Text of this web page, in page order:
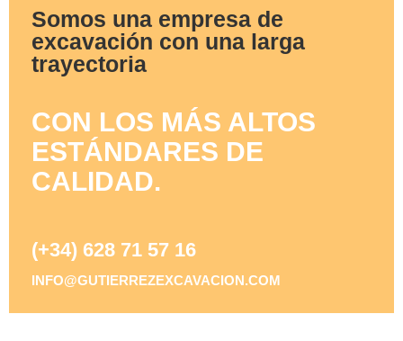
Somos una empresa de
excavación con una larga
trayectoria
CON LOS MÁS ALTOS
ESTÁNDARES DE
CALIDAD.
(+34) 628 71 57 16
INFO@GUTIERREZEXCAVACION.COM